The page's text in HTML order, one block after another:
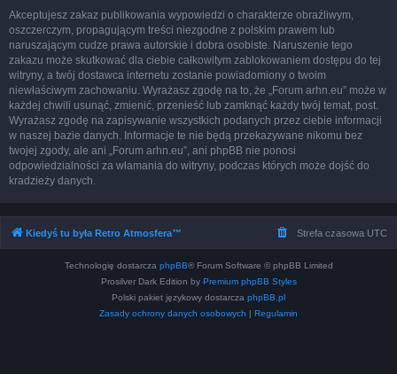
Akceptujesz zakaz publikowania wypowiedzi o charakterze obraźliwym,
oszczerczym, propagującym treści niezgodne z polskim prawem lub
naruszającym cudze prawa autorskie i dobra osobiste. Naruszenie tego
zakazu może skutkować dla ciebie całkowitym zablokowaniem dostępu do tej
witryny, a twój dostawca internetu zostanie powiadomiony o twoim
niewłaściwym zachowaniu. Wyrażasz zgodę na to, że „Forum arhn.eu” może w
każdej chwili usunąć, zmienić, przenieść lub zamknąć każdy twój temat, post.
Wyrażasz zgodę na zapisywanie wszystkich podanych przez ciebie informacji
w naszej bazie danych. Informacje te nie będą przekazywane nikomu bez
twojej zgody, ale ani „Forum arhn.eu”, ani phpBB nie ponosi
odpowiedzialności za włamania do witryny, podczas których może dojść do
kradzieży danych.
Kiedyś tu była Retro Atmosfera™ Strefa czasowa UTC
Technologię dostarcza phpBB® Forum Software © phpBB Limited
Prosilver Dark Edition by Premium phpBB Styles
Polski pakiet językowy dostarcza phpBB.pl
Zasady ochrony danych osobowych | Regulamin